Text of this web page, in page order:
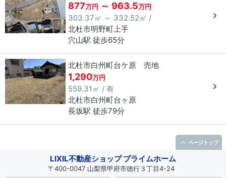
877万円 ～ 963.5万円
303.37㎡ ～ 332.52㎡ /
北杜市明野町上手
穴山駅 徒歩65分
北杜市白州町台ケ原 売地
1,290万円
559.31㎡ / 有
北杜市白州町台ヶ原
長坂駅 徒歩79分
LIXIL不動産ショップ プライムホーム
〒400-0047 山梨県甲府市徳行３丁目4-24
ページトップ